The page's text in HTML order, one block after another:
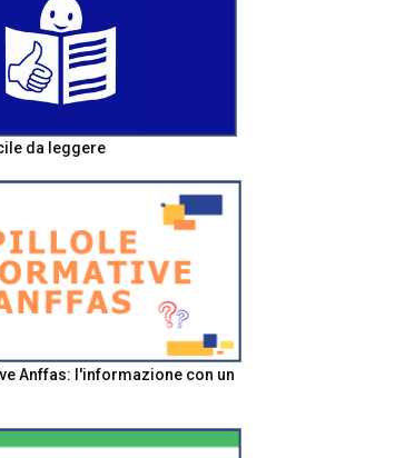
da leggere
Anffas: l'informazione con un